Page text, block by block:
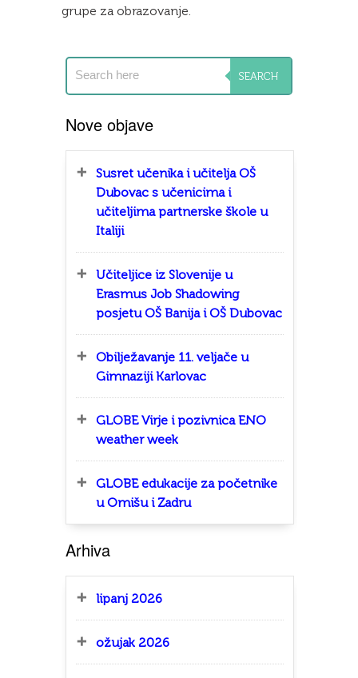
grupe za obrazovanje.
Nove objave
Susret učenika i učitelja OŠ
Dubovac s učenicima i
učiteljima partnerske škole u
Italiji
Učiteljice iz Slovenije u
Erasmus Job Shadowing
posjetu OŠ Banija i OŠ Dubovac
Obilježavanje 11. veljače u
Gimnaziji Karlovac
GLOBE Virje i pozivnica ENO
weather week
GLOBE edukacije za početnike
u Omišu i Zadru
Arhiva
lipanj 2026
ožujak 2026